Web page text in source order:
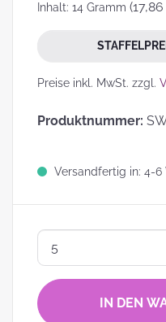
Inhalt: 14 Gramm
Preise inkl. MwSt. zzgl.
Produktnummer:
Versandfertig in: 4-6
IN DEN